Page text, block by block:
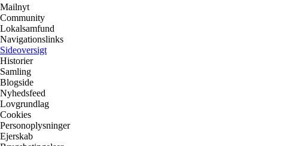
Mailnyt
Community
Lokalsamfund
Navigationslinks
Sideoversigt
Historier
Samling
Blogside
Nyhedsfeed
Lovgrundlag
Cookies
Personoplysninger
Ejerskab